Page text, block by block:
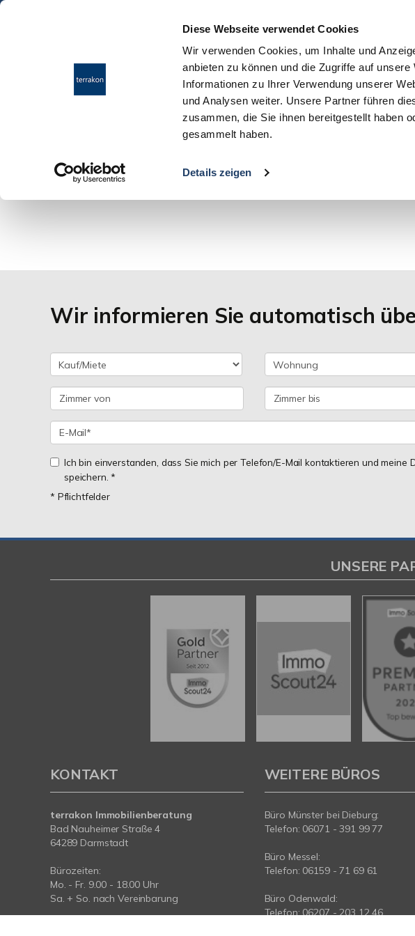
Diese Webseite verwendet Cookies
Wir verwenden Cookies, um Inhalte und
anbieten zu können und die Zugriffe auf
Informationen zu Ihrer Verwendung unserer
und Analysen weiter. Unsere Partner führen
zusammen, die Sie ihnen bereitgestellt haben
gesammelt haben.
Details zeigen
START
Ihre Suchanfrage passt leider auf keines unserer Objekte.
Wir informieren Sie automatisch
Ich bin einverstanden, dass Sie mich per Telefon/E-Mail kontaktieren und meine
speichern. *
* Pflichtfelder
UNSERE
KONTAKT
terrakon Immobilienberatung
Bad Nauheimer Straße 4
64289 Darmstadt
Bürozeiten:
Mo. - Fr. 9.00 - 18.00 Uhr
Sa. + So. nach Vereinbarung
WEITERE BÜROS
Büro Münster bei Dieburg:
Telefon: 06071 - 391 99 77
Büro Messel:
Telefon: 06159 - 71 69 61
Büro Odenwald:
Telefon: 06207 - 203 12 46